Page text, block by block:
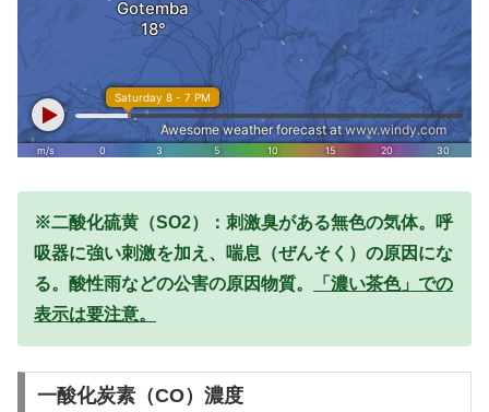
※二酸化硫黄（SO2）：刺激臭がある無色の気体。呼
吸器に強い刺激を加え、喘息（ぜんそく）の原因にな
る。酸性雨などの公害の原因物質。
「濃い茶色」での
表示は要注意。
一酸化炭素（CO）濃度